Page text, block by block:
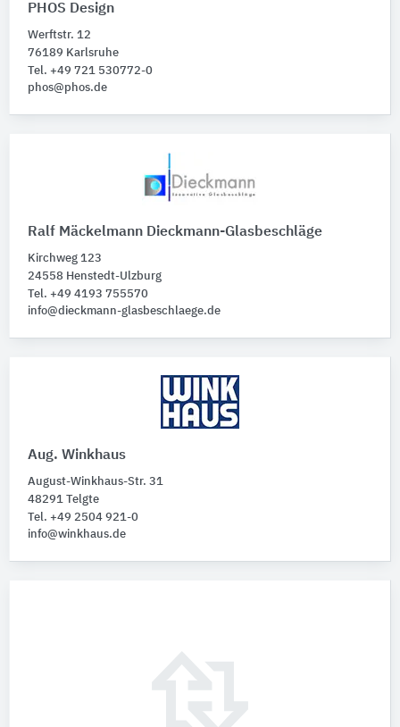
PHOS Design
Werftstr. 12
76189 Karlsruhe
Tel. +49 721 530772-0
phos@phos.de
Ralf Mäckelmann Dieckmann-Glasbeschläge
Kirchweg 123
24558 Henstedt-Ulzburg
Tel. +49 4193 755570
info@dieckmann-glasbeschlaege.de
Aug. Winkhaus
August-Winkhaus-Str. 31
48291 Telgte
Tel. +49 2504 921-0
info@winkhaus.de